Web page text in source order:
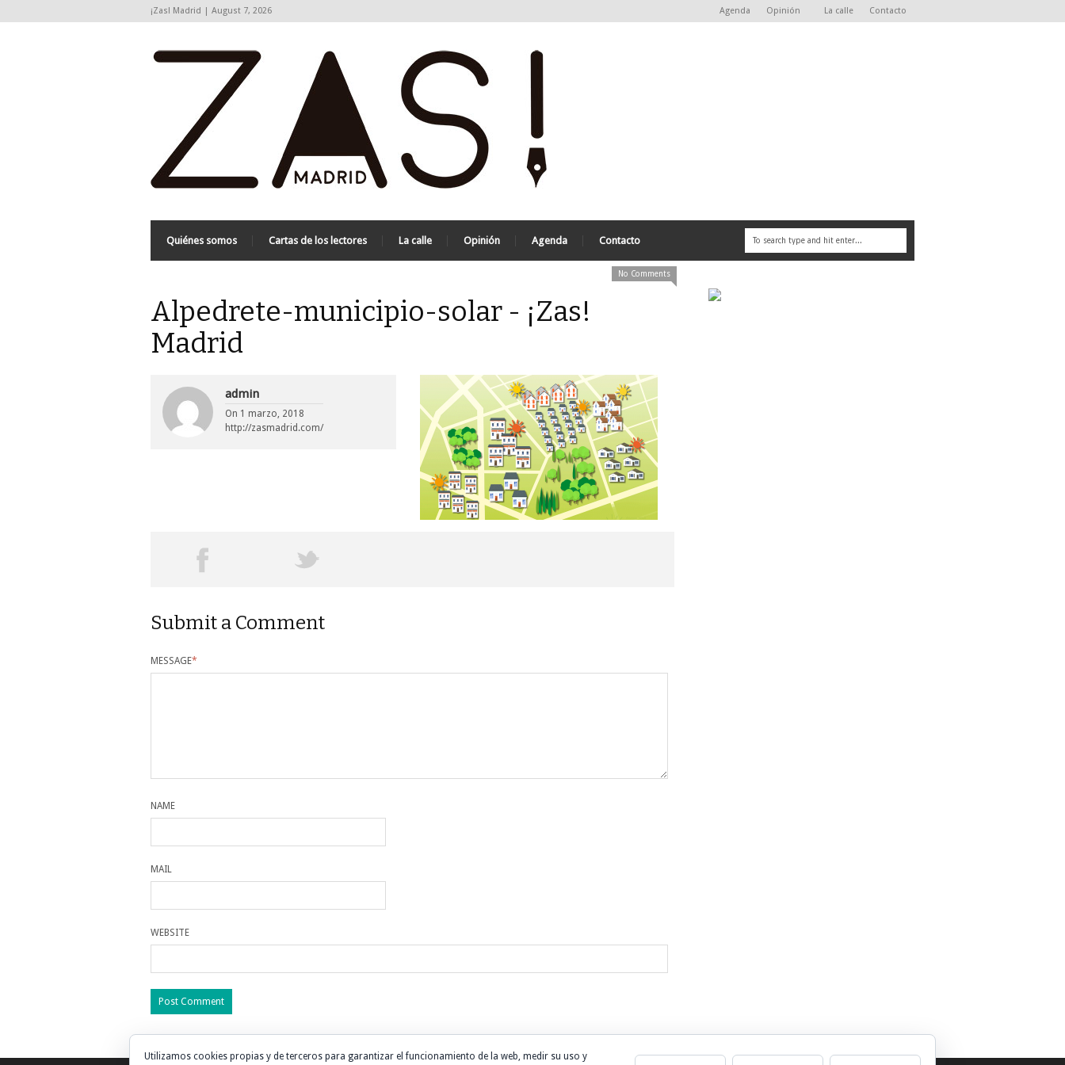
¡Zas! Madrid | August 7, 2026 Agenda Opinión La calle Contacto
Quiénes somos Cartas de los lectores La calle Opinión Agenda Contacto
No Comments
Alpedrete-municipio-solar - ¡Zas!
Madrid
admin
On 1 marzo, 2018
http://zasmadrid.com/
Submit a Comment
MESSAGE*
NAME
MAIL
WEBSITE
Utilizamos cookies propias y de terceros para garantizar el funcionamiento de la web, medir su uso y